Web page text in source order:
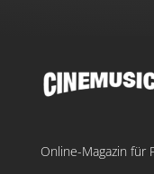
Online-Magazin für